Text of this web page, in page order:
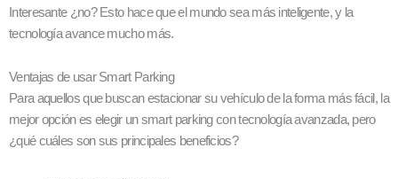
Interesante ¿no? Esto hace que el mundo sea más inteligente, y la
tecnología avance mucho más.
Ventajas de usar Smart Parking
Para aquellos que buscan estacionar su vehículo de la forma más fácil, la
mejor opción es elegir un smart parking con tecnología avanzada, pero
¿qué cuáles son sus principales beneficios?